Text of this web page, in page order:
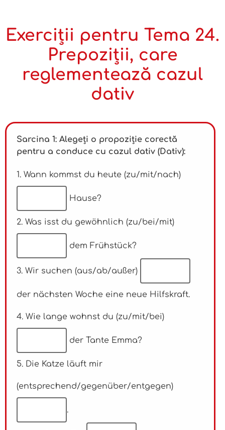
Exerciții pentru Tema 24.
Prepoziții, care
reglementează cazul
dativ
Sarcina 1: Alegeți o propoziție corectă
pentru a conduce cu cazul dativ (Dativ):
1. Wann kommst du heute (zu/mit/nach)
Hause?
2. Was isst du gewöhnlich (zu/bei/mit)
dem Frühstück?
3. Wir suchen (aus/ab/außer)
der nächsten Woche eine neue Hilfskraft.
4. Wie lange wohnst du (zu/mit/bei)
der Tante Emma?
5. Die Katze läuft mir
(entsprechend/gegenüber/entgegen)
.